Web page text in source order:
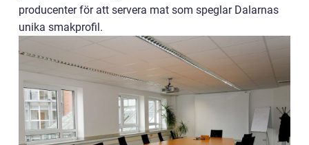
producenter för att servera mat som speglar Dalarnas
unika smakprofil.